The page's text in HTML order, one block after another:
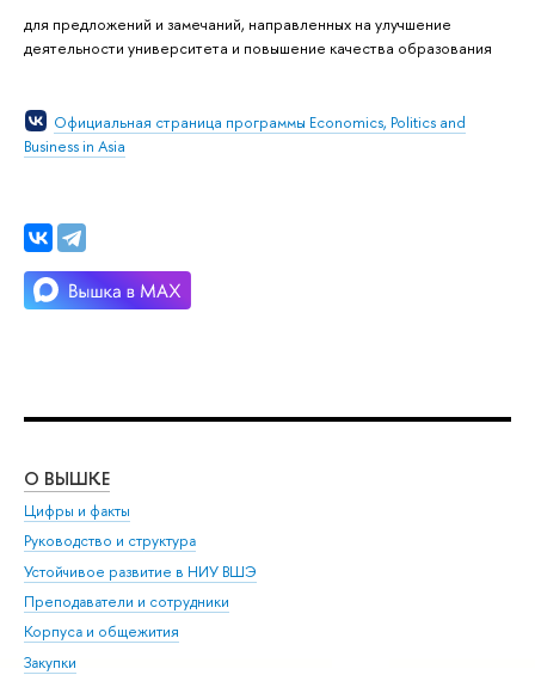
для предложений и замечаний, направленных на улучшение
деятельности университета и повышение качества образования
Официальная страница программы Economics, Politics and
Business in Asia
О ВЫШКЕ
Цифры и факты
Руководство и структура
Устойчивое развитие в НИУ ВШЭ
Преподаватели и сотрудники
Корпуса и общежития
Закупки